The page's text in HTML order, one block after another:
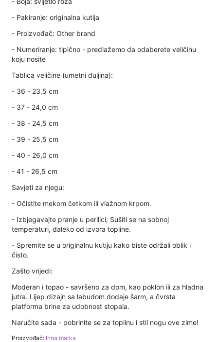
- Pakiranje: originalna kutija
- Proizvođač: Other brand
- Numeriranje: tipično - predlažemo da odaberete veličinu
koju nosite
Tablica veličine (umetni duljina):
- 36 - 23,5 cm
- 37 - 24,0 cm
- 38 - 24,5 cm
- 39 - 25,5 cm
- 40 - 26,0 cm
- 41 - 26,5 cm
Savjeti za njegu:
- Očistite mekom četkom ili vlažnom krpom.
- Izbjegavajte pranje u perilici; Sušiti se na sobnoj
temperaturi, daleko od izvora topline.
- Spremite se u originalnu kutiju kako biste održali oblik i
čisto.
Zašto vrijedi:
Moderan i topao - savršeno za dom, kao poklon ili za hladna
jutra. Lijep dizajn sa labudom dodaje šarm, a čvrsta
platforma brine za udobnost stopala.
Naručite sada - pobrinite se za toplinu i stil nogu ove zime!
Proizvođač: Inna marka